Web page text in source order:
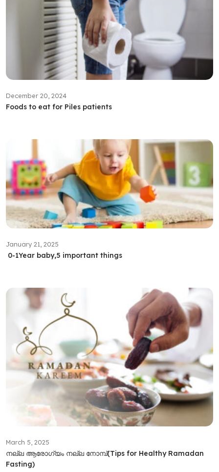
December 20, 2024
Foods to eat for Piles patients
January 21, 2025
0-1Year baby,5 important things
March 5, 2025
നല്ല ആരോഗ്യം നല്ല നോമ്പ്(Tips for Healthy Ramadan
Fasting)